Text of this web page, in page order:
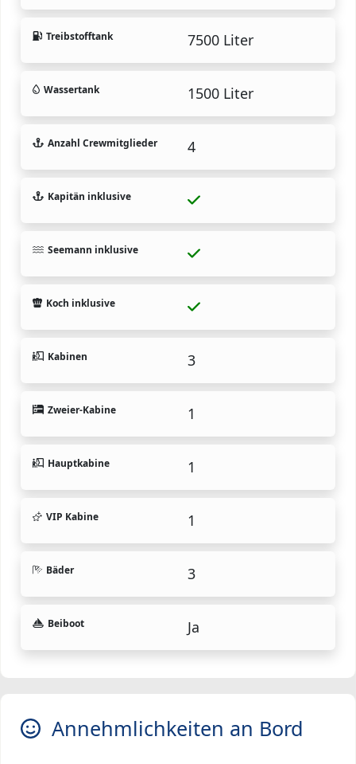
Treibstofftank 7500 Liter
Wassertank 1500 Liter
Anzahl Crewmitglieder 4
Kapitän inklusive
Seemann inklusive
Koch inklusive
Kabinen 3
Zweier-Kabine 1
Hauptkabine 1
VIP Kabine 1
Bäder 3
Beiboot Ja
Annehmlichkeiten an Bord